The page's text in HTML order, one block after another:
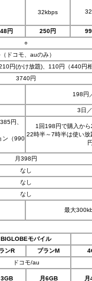
32kbps
円 250円
○
ドコモ、auのみ）
円(かけ放題)、110円（440円
3740円
198円
3日
円、
ン（990
1回198円で購入か
22時半～7時半は使い
月398円
なし
なし
なし
最大
BIGLOBEモバイル
ンR プランM
ドコモ/au
3GB 月6GB 月